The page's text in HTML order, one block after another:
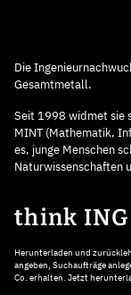
Die
Gesamtmetall.
Seit 1998 widmet sie
MINT (Mathematik,
es, junge Menschen
Naturwissenschaften
think
Herunterladen und
angeben, Suchaufträge
Co. erhalten. Jetzt